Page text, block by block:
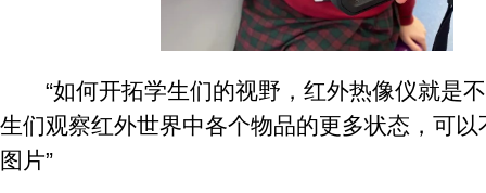
“如何开拓学生们的视野，红外热像仪就是
生们观察红外世界中各个物品的更多状态，可
图片”